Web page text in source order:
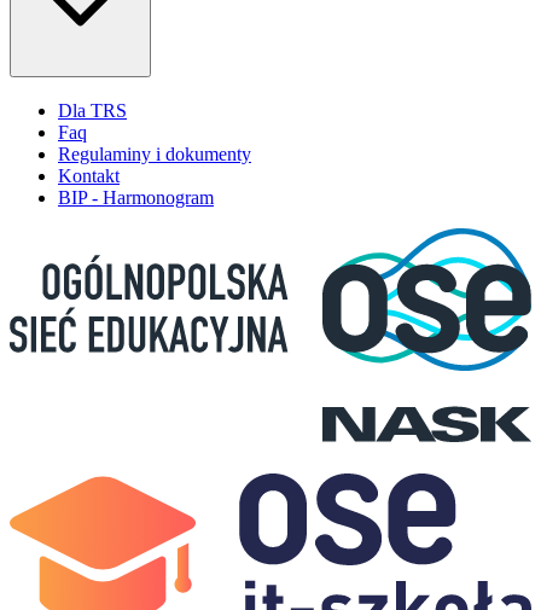
Dla TRS
Faq
Regulaminy i dokumenty
Kontakt
BIP - Harmonogram